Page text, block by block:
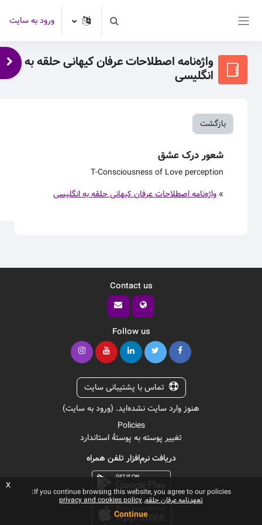
Toggle search inputورود به سایت
واژه‌نامه اصطلاحات عرفان کیهانی حلقه به
انگلیسی
بازگشت
شعور درک عشق
T-Consciousness of Love perception
» واژه‌نامه اصطلاحات عرفان کیهانی حلقه به انگلیسی
Contact us
Follow us
تماس با پشتیبانی سایت
هنوز وارد سایت نشده‌اید. (ورود به سایت)
Policies
تغییر پوسته به پوستهٔ استاندارد
دریافت نرم‌افزار تلفن همراه
If you continue browsing this website, you agree to our policies:
تعهدنامه عرفان حلقه privacy and cookies policy
Continue
x